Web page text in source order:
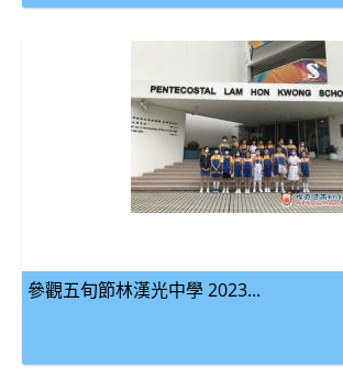
參觀五旬節林漢光中學 2023...